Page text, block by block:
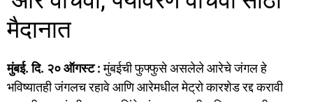
b
o
o
k
d
o
n
मैदानात
मुंबई. दि. २० ऑगस्ट :मुंबईची फुफ्फुसे असलेले आरेचे जंगल हे
भविष्यातही जंगलच रहावे आणि आरेमधील मेट्रो कारशेड रद्द करावी